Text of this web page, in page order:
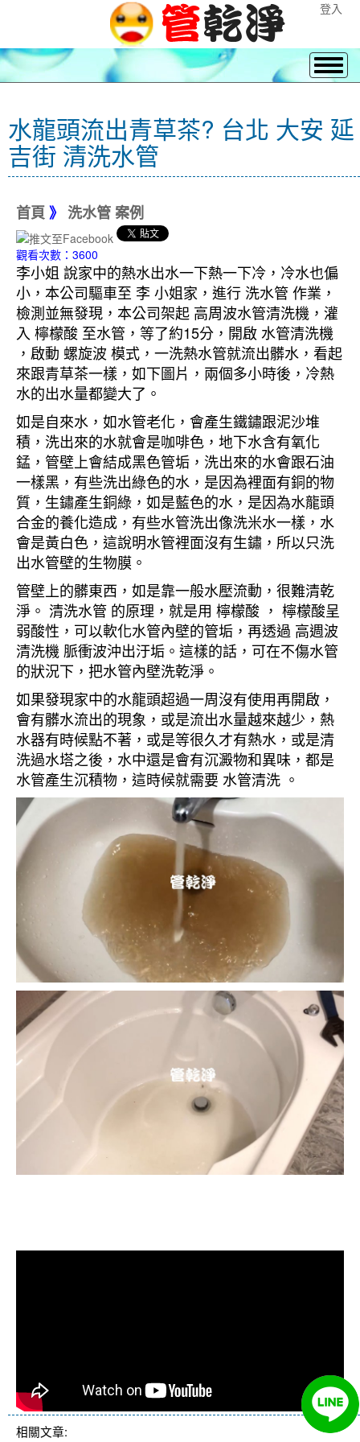
登入
水龍頭流出青草茶? 台北 大安 延
吉街 清洗水管
首頁 》 洗水管 案例
觀看次數：3600
李小姐 說家中的熱水出水一下熱一下冷，冷水也偏
小，本公司驅車至 李 小姐家，進行 洗水管 作業，
檢測並無發現，本公司架起 高周波水管清洗機，灌
入 檸檬酸 至水管，等了約15分，開啟 水管清洗機
，啟動 螺旋波 模式，一洗熱水管就流出髒水，看起
來跟青草茶一樣，如下圖片，兩個多小時後，冷熱
水的出水量都變大了。
如是自來水，如水管老化，會產生鐵鏽跟泥沙堆
積，洗出來的水就會是咖啡色，地下水含有氧化
錳，管壁上會結成黑色管垢，洗出來的水會跟石油
一樣黑，有些洗出綠色的水，是因為裡面有銅的物
質，生鏽產生銅綠，如是藍色的水，是因為水龍頭
合金的養化造成，有些水管洗出像洗米水一樣，水
會是黃白色，這說明水管裡面沒有生鏽，所以只洗
出水管壁的生物膜。
管壁上的髒東西，如是靠一般水壓流動，很難清乾
淨。 清洗水管 的原理，就是用 檸檬酸 ， 檸檬酸呈
弱酸性，可以軟化水管內壁的管垢，再透過 高週波
清洗機 脈衝波沖出汙垢。這樣的話，可在不傷水管
的狀況下，把水管內壁洗乾淨。
如果發現家中的水龍頭超過一周沒有使用再開啟，
會有髒水流出的現象，或是流出水量越來越少，熱
水器有時候點不著，或是等很久才有熱水，或是清
洗過水塔之後，水中還是會有沉澱物和異味，都是
水管產生沉積物，這時候就需要 水管清洗 。
相關文章: